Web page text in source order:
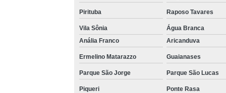
Pirituba Raposo Tavares
Vila Sônia
Água Branca
Anália Franco
Aricanduva
Ermelino Matarazzo Guaianases
Parque São Jorge Parque São Lucas
Piqueri Ponte Rasa